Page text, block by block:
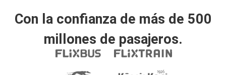
Con la confianza de más de 500
millones de pasajeros.